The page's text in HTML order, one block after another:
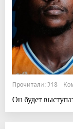
Прочитали: 318
Он будет